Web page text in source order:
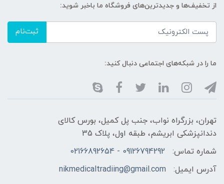
از تخفیف‌ها و جدیدترین‌های فروشگاه ما باخبر شوید:
ثبت‌نام
ما را در شبکه‌های اجتماعی دنبال کنید:
تهران، بزرگراه نواب، جنب پل کمیل، بورس کالای
دندانپزشکی ابریشم، طبقه اول، پلاک 35
شماره تماس:
09126794292 - 02166892654
آدرس ایمیل:
nikmedicaltradiing@gmail.com